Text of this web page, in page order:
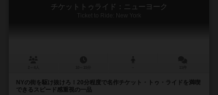
チケットトゥライド：ニューヨーク
Ticket to Ride: New York
NYの街を駆け抜けろ！20分程度で名作チケット・トゥ・ライドを満喫
できるスピード感重視の一品